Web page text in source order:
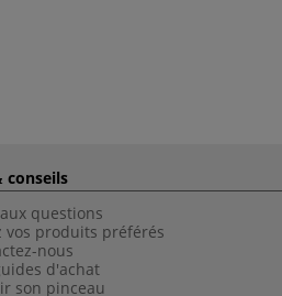
conseils
questions
vos produits préférés
nous
d'achat
son pinceau